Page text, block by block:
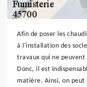
Afin de poser les
à l'installation des
travaux qui ne
Donc, il est
matière. Ainsi, on peut